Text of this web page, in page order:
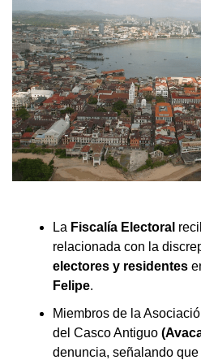
La Fiscalía Electoral
relacionada con la
electores y residentes
Felipe.
Miembros de la
del Casco Antiguo
denuncia, señalando